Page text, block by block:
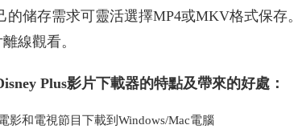
的储存需求可靈活選擇MP4或MKV格式保存
線觀看。
Plus影片下載器的特點及帶來的好處：
影和電視節目下載到Windows/Mac電腦